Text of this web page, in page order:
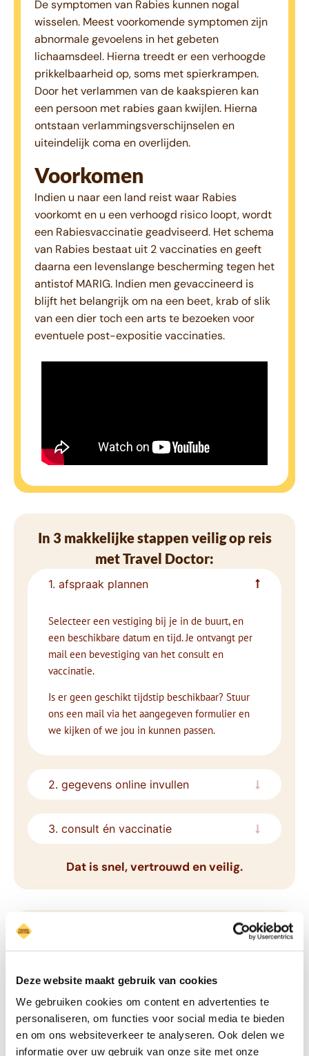
Deze website maakt gebruik van cookies
We gebruiken cookies om content en advertenties te
personaliseren, om functies voor social media te bieden
en om ons websiteverkeer te analyseren. Ook delen we
informatie over uw gebruik van onze site met onze
De symptomen van Rabies kunnen nogal
wisselen. Meest voorkomende symptomen zijn
abnormale gevoelens in het gebeten
lichaamsdeel. Hierna treedt er een verhoogde
prikkelbaarheid op, soms met spierkrampen.
Door het verlammen van de kaakspieren kan
een persoon met rabies gaan kwijlen. Hierna
ontstaan verlammingsverschijnselen en
uiteindelijk coma en overlijden.
Voorkomen
Indien u naar een land reist waar Rabies
voorkomt en u een verhoogd risico loopt, wordt
een Rabiesvaccinatie geadviseerd. Het schema
van Rabies bestaat uit 2 vaccinaties en geeft
daarna een levenslange bescherming tegen het
antistof MARIG. Indien men gevaccineerd is
blijft het belangrijk om na een beet, krab of slik
van een dier toch een arts te bezoeken voor
eventuele post-expositie vaccinaties.
In 3 makkelijke stappen veilig op reis
met Travel Doctor:
1. afspraak plannen
Selecteer een vestiging bij je in de buurt, en
een beschikbare datum en tijd. Je ontvangt per
mail een bevestiging van het consult en
vaccinatie.
Is er geen geschikt tijdstip beschikbaar? Stuur
ons een mail via het aangegeven formulier en
we kijken of we jou in kunnen passen.
2. gegevens online invullen
3. consult én vaccinatie
Dat is snel, vertrouwd en veilig.